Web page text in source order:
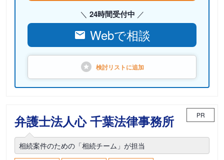
24時間受付中
Webで相談
検討リストに追加
弁護士法人心 千葉法律事務所 PR
相続案件のための「相続チーム」が担当